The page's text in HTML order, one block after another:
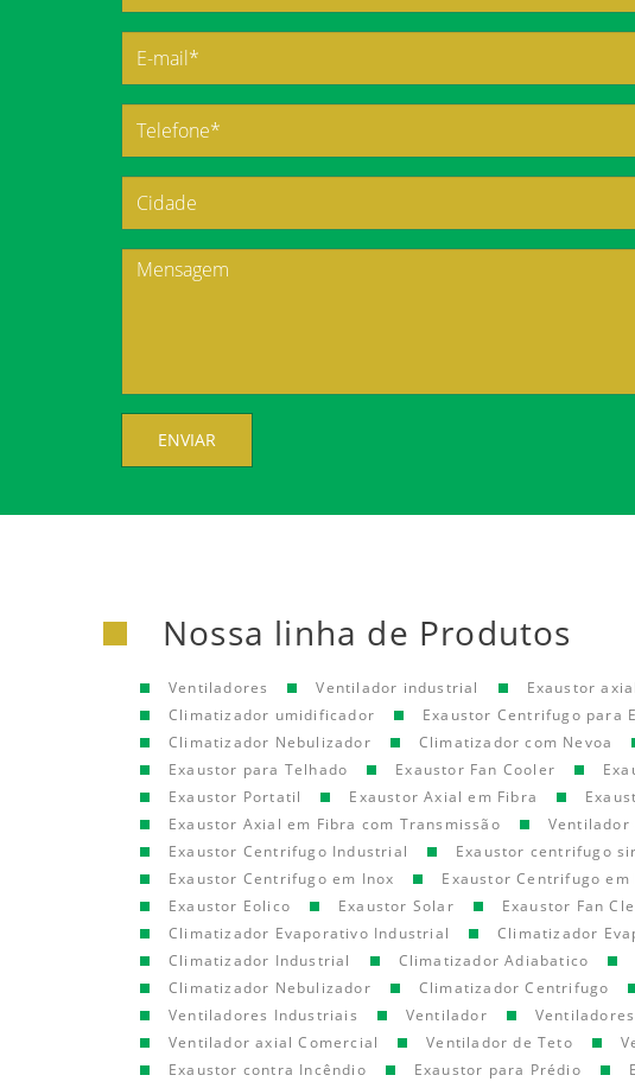
ENVIAR
Nossa linha de Produtos
Ventiladores Ventilador industrial Exaustor
Climatizador umidificador
Exaustor Centrifugo para
Climatizador Nebulizador
Climatizador com Nevoa
Exaustor para Telhado
Exaustor Fan Cooler
Exaustor Portatil
Exaustor Axial em Fibra
Exaustor Axial em Fibra com Transmissão
Ventilador
Exaustor Centrifugo Industrial
Exaustor centrifugo
Exaustor Centrifugo em Inox
Exaustor Centrifugo em
Exaustor Eolico
Exaustor Solar Exaustor Fan
Climatizador Evaporativo Industrial
Climatizador
Climatizador Industrial
Climatizador Adiabatico
Climatizador Nebulizador
Climatizador Centrifugo
Ventiladores Industriais
Ventilador Ventiladores
Ventilador axial Comercial
Ventilador de Teto
Exaustor contra Incêndio
Exaustor para Prédio